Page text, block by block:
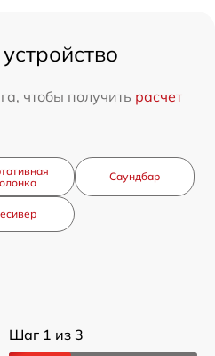
Шаг 1 из 3
чтобы получить расчет
Саундбар